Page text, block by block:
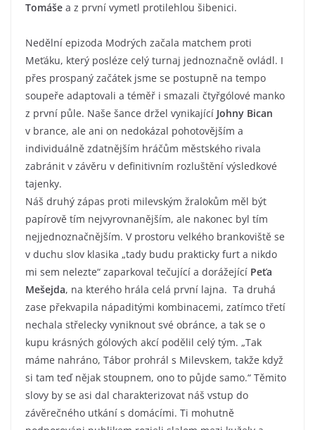
Tomáše a z první vymetl protilehlou šibenici.
Nedělní epizoda Modrých začala matchem proti
Meťáku, který posléze celý turnaj jednoznačně ovládl. I
přes prospaný začátek jsme se postupně na tempo
soupeře adaptovali a téměř i smazali čtyřgólové manko
z první půle. Naše šance držel vynikající Johny Bican
v brance, ale ani on nedokázal pohotovějším a
individuálně zdatnějším hráčům městského rivala
zabránit v závěru v definitivním rozluštění výsledkové
tajenky.
Náš druhý zápas proti milevským žralokům měl být
papírově tím nejvyrovnanějším, ale nakonec byl tím
nejjednoznačnějším. V prostoru velkého brankoviště se
v duchu slov klasika „tady budu prakticky furt a nikdo
mi sem nelezte“ zaparkoval tečující a dorážející Peťa
Mešejda, na kterého hrála celá první lajna. Ta druhá
zase překvapila nápaditými kombinacemi, zatímco třetí
nechala střelecky vyniknout své obránce, a tak se o
kupu krásných gólových akcí podělil celý tým. „Tak
máme nahráno, Tábor prohrál s Milevskem, takže když
si tam teď nějak stoupnem, ono to půjde samo.“ Těmito
slovy by se asi dal charakterizovat náš vstup do
závěrečného utkání s domácími. Ti mohutně